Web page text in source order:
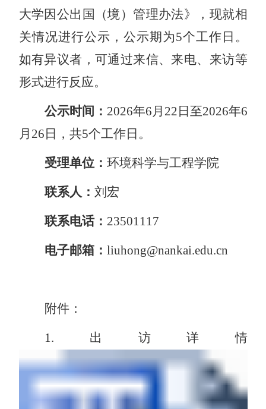
大学因公出国（境）管理办法》，现就相
关情况进行公示，公示期为5个工作日。
如有异议者，可通过来信、来电、来访等
形式进行反应。
公示时间： 2026年6月 22 日至2026年6
月 26 日，共5个工作日。
受理单位： 环境科学与工程学院
联系人： 刘宏
联系电话： 23501117
电子邮箱： liuhong@nankai.edu.cn
附件：
1.出访详情